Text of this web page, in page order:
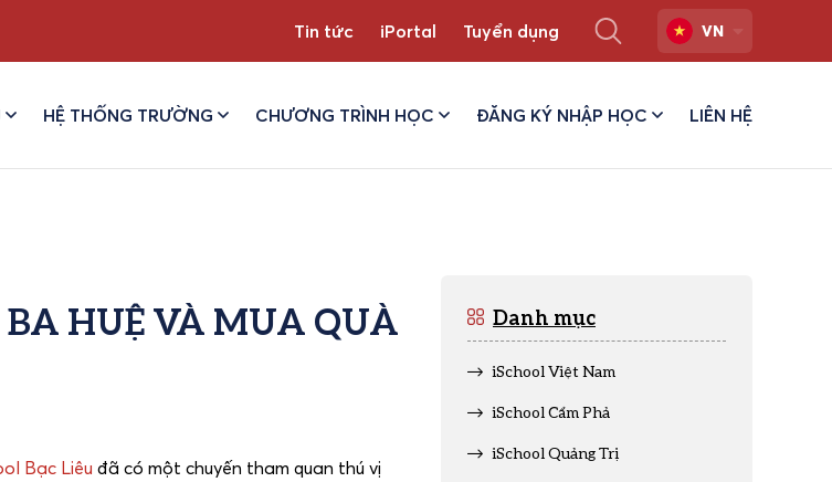
Tin tức iPortal Tuyển dụng VN
HỆ THỐNG TRƯỜNG CHƯƠNG TRÌNH HỌC ĐĂNG KÝ NHẬP HỌC LIÊN HỆ
HUỆ VÀ MUA QUÀ
Bạc Liêu đã có một chuyến tham quan thú vị
Danh mục
iSchool Việt Nam
iSchool Cẩm Phả
iSchool Quảng Trị